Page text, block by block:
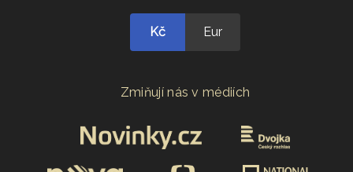
Kč Eur
Zmiňují nás v médiích